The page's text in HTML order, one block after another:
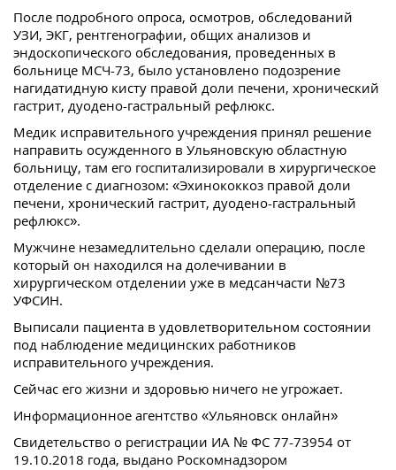
После подробного опроса, осмотров, обследований
УЗИ, ЭКГ, рентгенографии, общих анализов и
эндоскопического обследования, проведенных в
больнице МСЧ-73, было установлено подозрение
нагидатидную кисту правой доли печени, хронический
гастрит, дуодено-гастральный рефлюкс.
Медик исправительного учреждения принял решение
направить осужденного в Ульяновскую областную
больницу, там его госпитализировали в хирургическое
отделение с диагнозом: «Эхинококкоз правой доли
печени, хронический гастрит, дуодено-гастральный
рефлюкс».
Мужчине незамедлительно сделали операцию, после
который он находился на долечивании в
хирургическом отделении уже в медсанчасти №73
УФСИН.
Выписали пациента в удовлетворительном состоянии
под наблюдение медицинских работников
исправительного учреждения.
Сейчас его жизни и здоровью ничего не угрожает.
Информационное агентство «Ульяновск онлайн»
Свидетельство о регистрации ИА № ФС 77-73954 от
19.10.2018 года, выдано Роскомнадзором